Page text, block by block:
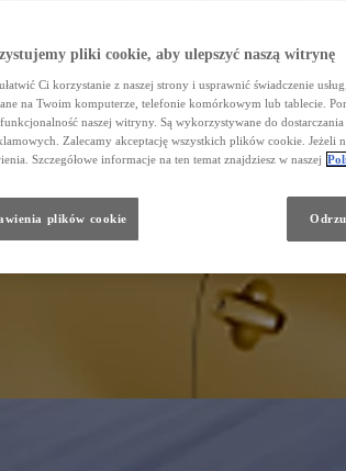
pliki cookie, aby ulepszyć naszą witrynę
Ci korzystanie z naszej strony i usprawnić świadczenie
na Twoim komputerze, telefonie komórkowym lub tablecie.
naszej witryny. Są wykorzystywane do dostarczania
Zalecamy akceptację wszystkich plików cookie. Jeżeli
Szczegółowe informacje na ten temat znajdziesz w naszej
plików cookie